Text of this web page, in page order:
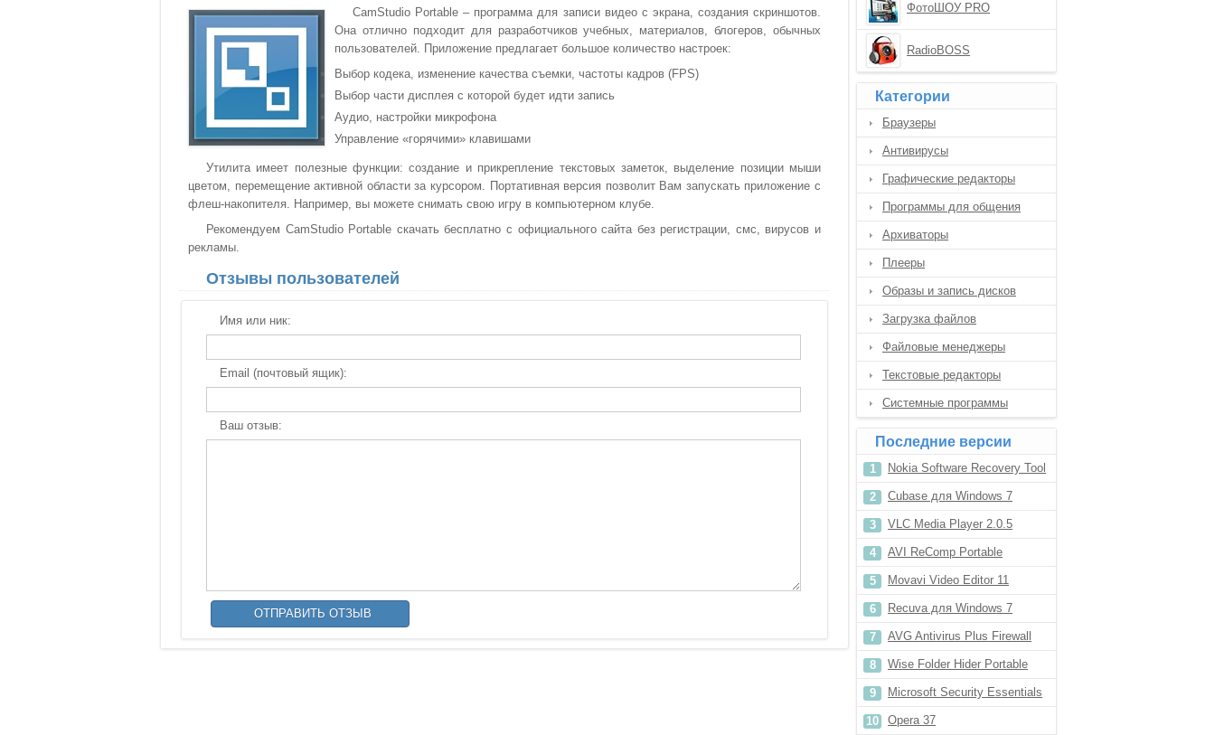
CamStudio Portable – программа для записи видео с экрана, создания скриншотов.
Она отлично подходит для разработчиков учебных, материалов, блогеров, обычных
пользователей. Приложение предлагает большое количество настроек:
Выбор кодека, изменение качества съемки, частоты кадров (FPS)
Выбор части дисплея с которой будет идти запись
Аудио, настройки микрофона
Управление «горячими» клавишами
Утилита имеет полезные функции: создание и прикрепление текстовых заметок, выделение позиции мыши
цветом, перемещение активной области за курсором. Портативная версия позволит Вам запускать приложение с
флеш-накопителя. Например, вы можете снимать свою игру в компьютерном клубе.
Рекомендуем CamStudio Portable скачать бесплатно с официального сайта без регистрации, смс, вирусов и
рекламы.
Отзывы пользователей
Имя или ник:
Email (почтовый ящик):
Ваш отзыв:
ФотоШОУ PRO
RadioBOSS
Категории
Браузеры
Антивирусы
Графические редакторы
Программы для общения
Архиваторы
Плееры
Образы и запись дисков
Загрузка файлов
Файловые менеджеры
Текстовые редакторы
Системные программы
Последние версии
Nokia Software Recovery Tool
2016
Cubase для Windows 7
VLC Media Player 2.0.5
AVI ReComp Portable
Movavi Video Editor 11
Recuva для Windows 7
AVG Antivirus Plus Firewall
Wise Folder Hider Portable
Microsoft Security Essentials
для Windows 8
Opera 37